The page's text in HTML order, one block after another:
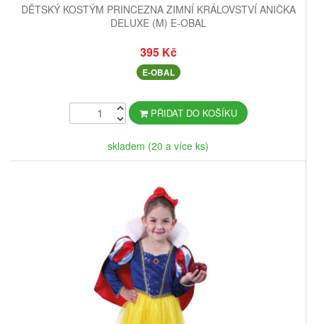
DĚTSKÝ KOSTÝM PRINCEZNA ZIMNÍ KRÁLOVSTVÍ ANIČKA
DELUXE (M) E-OBAL
395 Kč
E-OBAL
PŘIDAT DO KOŠÍKU
skladem (20 a více ks)